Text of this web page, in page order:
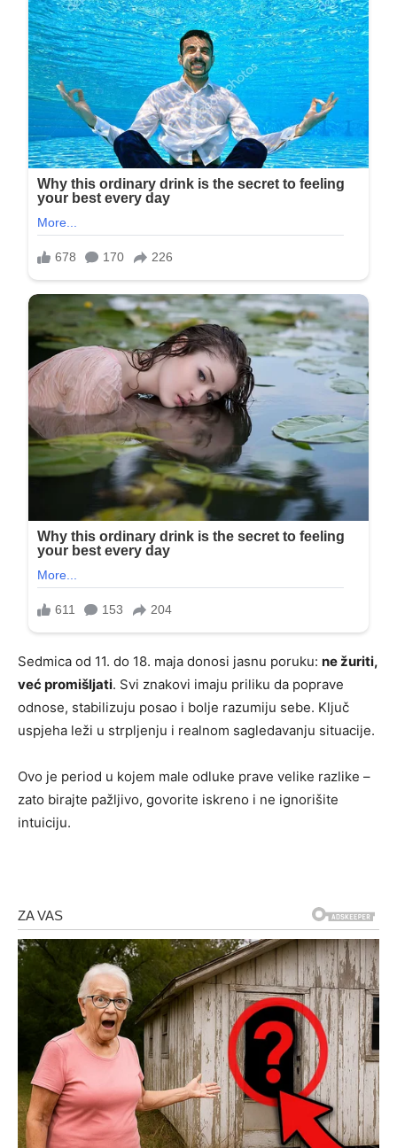
Sedmica od 11. do 18. maja donosi jasnu poruku: ne žuriti,
već promišljati. Svi znakovi imaju priliku da poprave
odnose, stabilizuju posao i bolje razumiju sebe. Ključ
uspjeha leži u strpljenju i realnom sagledavanju situacije.
Ovo je period u kojem male odluke prave velike razlike –
zato birajte pažljivo, govorite iskreno i ne ignorišite
intuiciju.